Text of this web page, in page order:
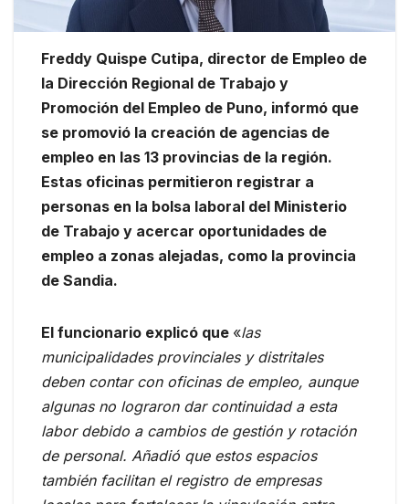
Freddy Quispe Cutipa, director de Empleo de
la Dirección Regional de Trabajo y
Promoción del Empleo de Puno, informó que
se promovió la creación de agencias de
empleo en las 13 provincias de la región.
Estas oficinas permitieron registrar a
personas en la bolsa laboral del Ministerio
de Trabajo y acercar oportunidades de
empleo a zonas alejadas, como la provincia
de Sandia.
El funcionario explicó que «las
municipalidades provinciales y distritales
deben contar con oficinas de empleo, aunque
algunas no lograron dar continuidad a esta
labor debido a cambios de gestión y rotación
de personal. Añadió que estos espacios
también facilitan el registro de empresas